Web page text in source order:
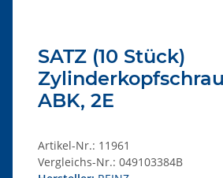
SATZ (10 Stück)
ABK, 2E
Artikel-Nr.: 11961
Vergleichs-Nr.: 049103384B